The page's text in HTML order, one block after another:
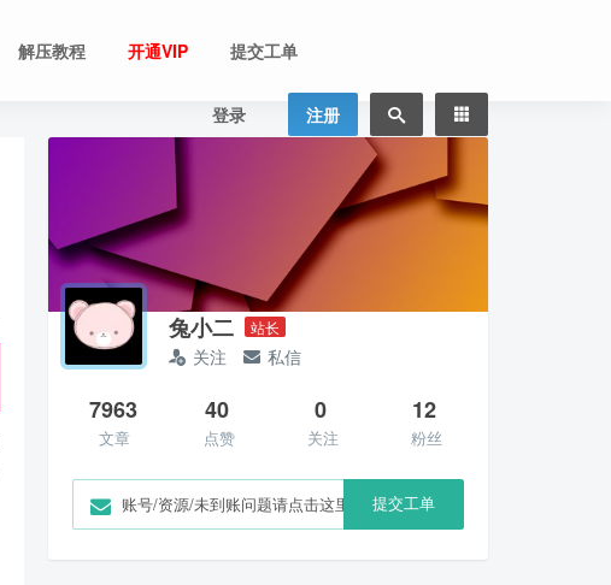
解压教程 开通VIP 提交工单
登录 注册
兔小二 站长
关注 私信
7963
文章
40
点赞
0
关注
12
粉丝
账号/资源/未到账问题请点击这里 提交工单